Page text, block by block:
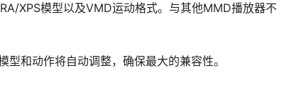
XPS模型以及VMD运动格式。与其他MMD播放器不
和动作将自动调整，确保最大的兼容性。